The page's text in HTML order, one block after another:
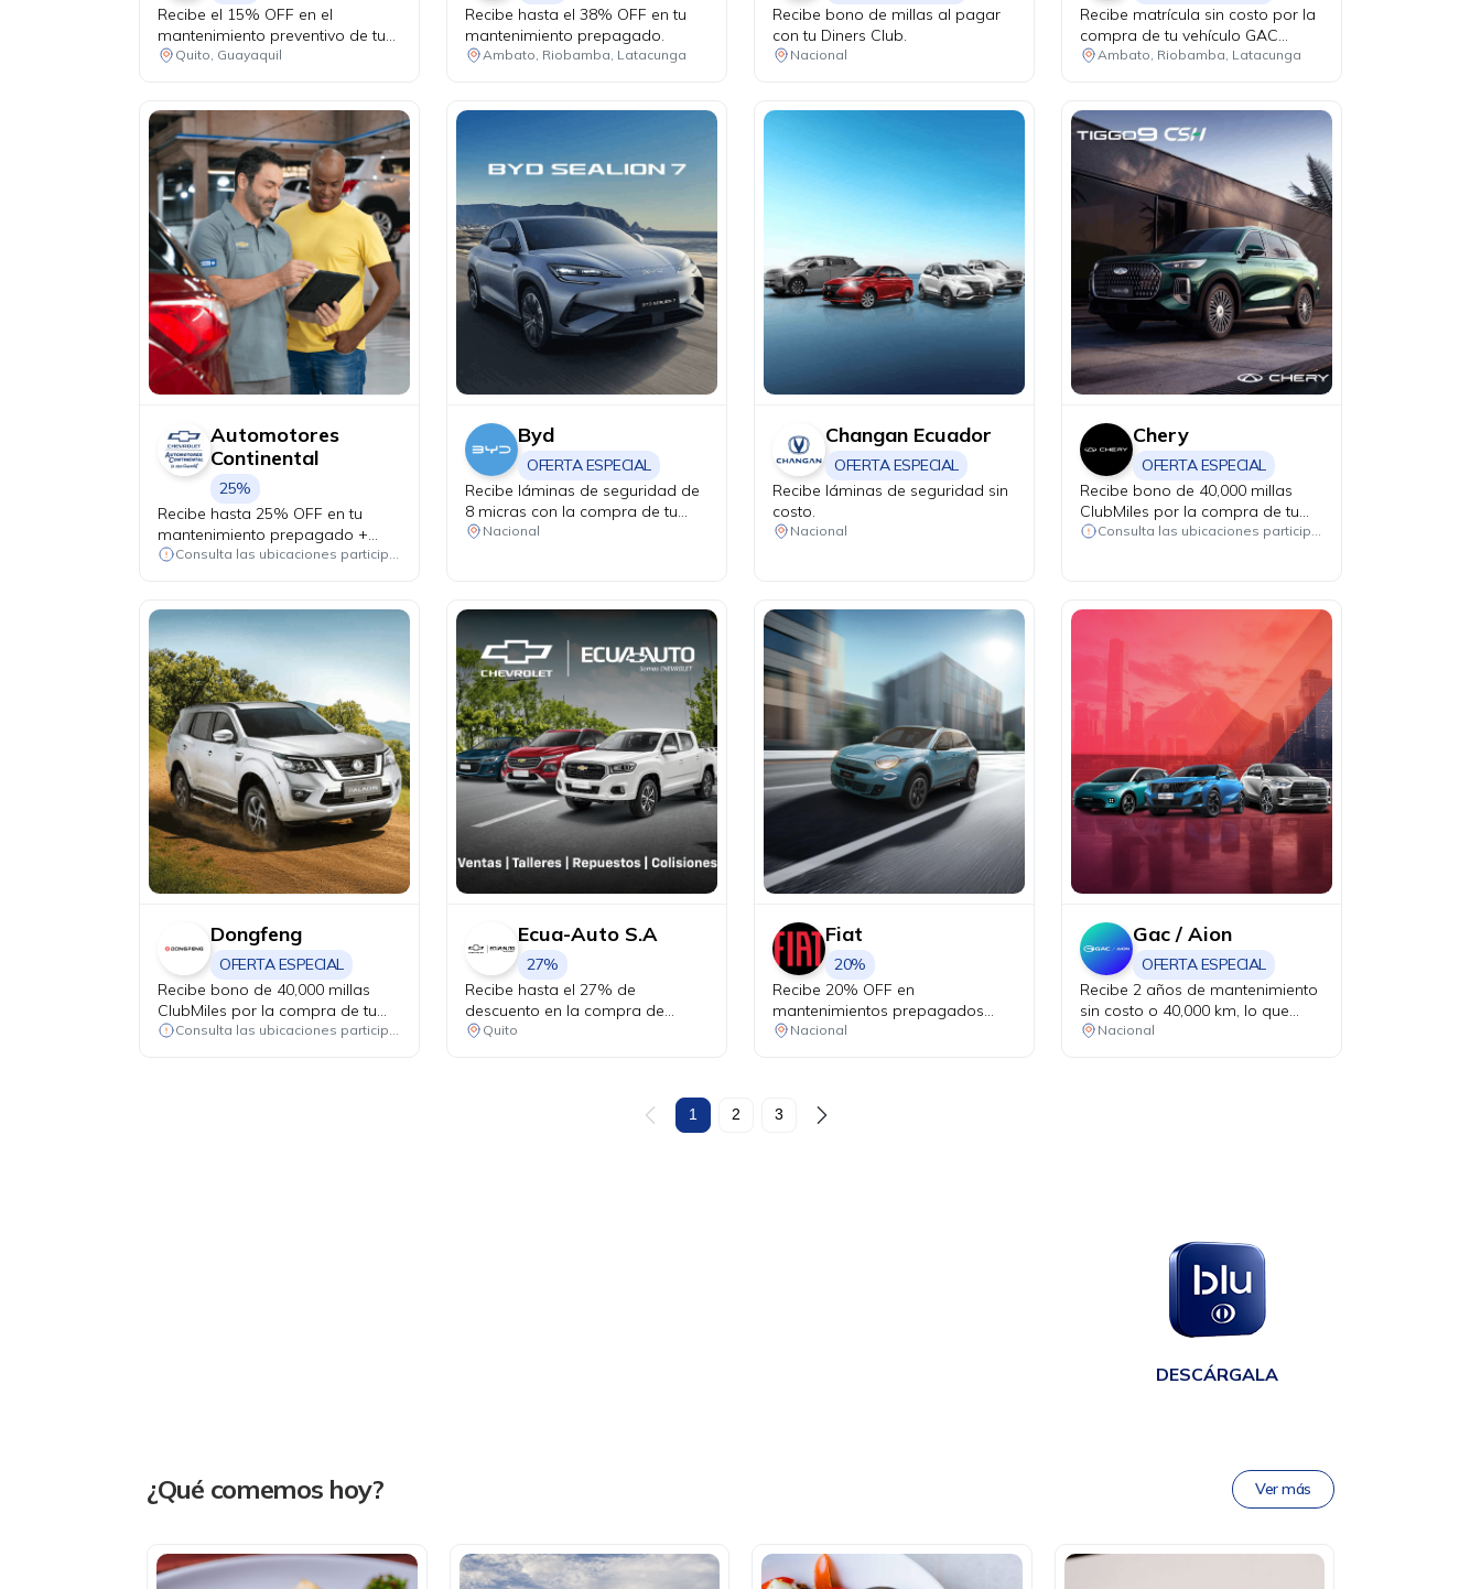
Recibe el 15% OFF en el
mantenimiento preventivo de tu
vehículo + chequeo de 20 puntos
Quito, Guayaquil
Recibe hasta el 38% OFF en tu
mantenimiento prepagado.
Ambato, Riobamba, Latacunga
Recibe bono de millas al pagar
con tu Diners Club.
Nacional
Recibe matrícula sin costo por la
compra de tu vehículo GAC
modelo GS4 Hybrid.
Ambato, Riobamba, Latacunga
Automotores
Continental
25%
Recibe hasta 25% OFF en tu
mantenimiento prepagado +
alineación y balanceo de
Consulta las ubicaciones participantes
Byd
OFERTA ESPECIAL
Recibe láminas de seguridad de
8 micras con la compra de tu
Yuan Pro DM-i.
Nacional
Changan Ecuador
OFERTA ESPECIAL
Recibe láminas de seguridad sin
costo.
Nacional
Chery
OFERTA ESPECIAL
Recibe bono de 40,000 millas
ClubMiles por la compra de tu
nuevo Chery CSH Tiggo 7, TiggoConsulta las ubicaciones participantes
Dongfeng
OFERTA ESPECIAL
Recibe bono de 40,000 millas
ClubMiles por la compra de tu
nuevo Dongfeng Paladin y Z9
Consulta las ubicaciones participantes
Ecua-Auto S.A
27%
Recibe hasta el 27% de
descuento en la compra de
repuestos originales Chevrolet y
correas). Recibe beneficios
exclusivos en talleres: • Cambio
Quito
Fiat
20%
Recibe 20% OFF en
mantenimientos prepagados
para tu Fiat.
Nacional
Gac / Aion
OFERTA ESPECIAL
Recibe 2 años de mantenimiento
sin costo o 40,000 km, lo que
ocurra primero. Aplica en la
Nacional
1 2 3
DESCÁRGALA
¿Qué comemos hoy? Ver más